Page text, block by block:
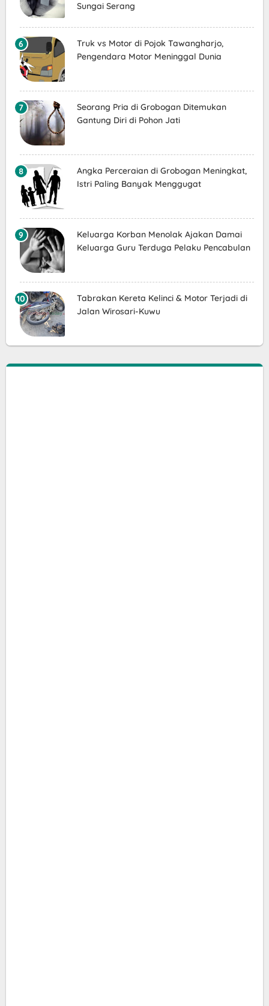
Sungai Serang
Truk vs Motor di Pojok Tawangharjo,
Pengendara Motor Meninggal Dunia
Seorang Pria di Grobogan Ditemukan
Gantung Diri di Pohon Jati
Angka Perceraian di Grobogan Meningkat,
Istri Paling Banyak Menggugat
Keluarga Korban Menolak Ajakan Damai
Keluarga Guru Terduga Pelaku Pencabulan
Tabrakan Kereta Kelinci & Motor Terjadi di
Jalan Wirosari-Kuwu